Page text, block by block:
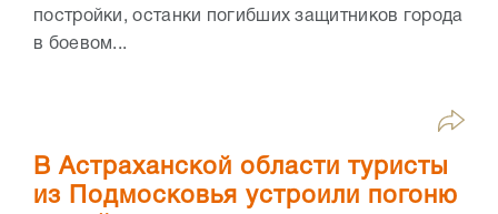
постройки, останки погибших защитников города
в боевом...
В Астраханской области туристы
из Подмосковья устроили погоню